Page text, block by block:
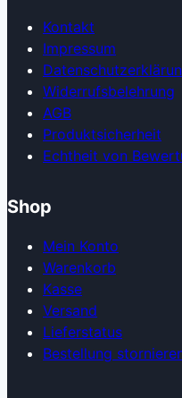
Kontakt
Impressum
Widerrufsbelehrung
AGB
Produkt­sicherheit
Echtheit von
Shop
Mein Konto
Warenkorb
Kasse
Versand
Lieferstatus
Bestellung